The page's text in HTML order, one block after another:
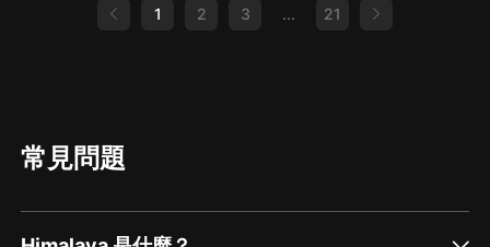
1 2 3 ... 21
常見問題